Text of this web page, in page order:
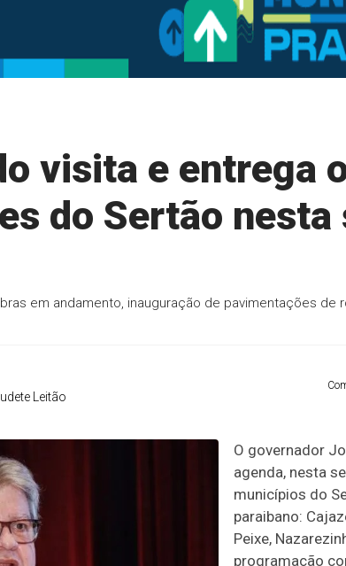
visita e entrega
do Sertão nesta
em andamento, inauguração de pavimentações de
Leitão
O governador
agenda, nesta
municípios do
paraibano:
Peixe,
programação